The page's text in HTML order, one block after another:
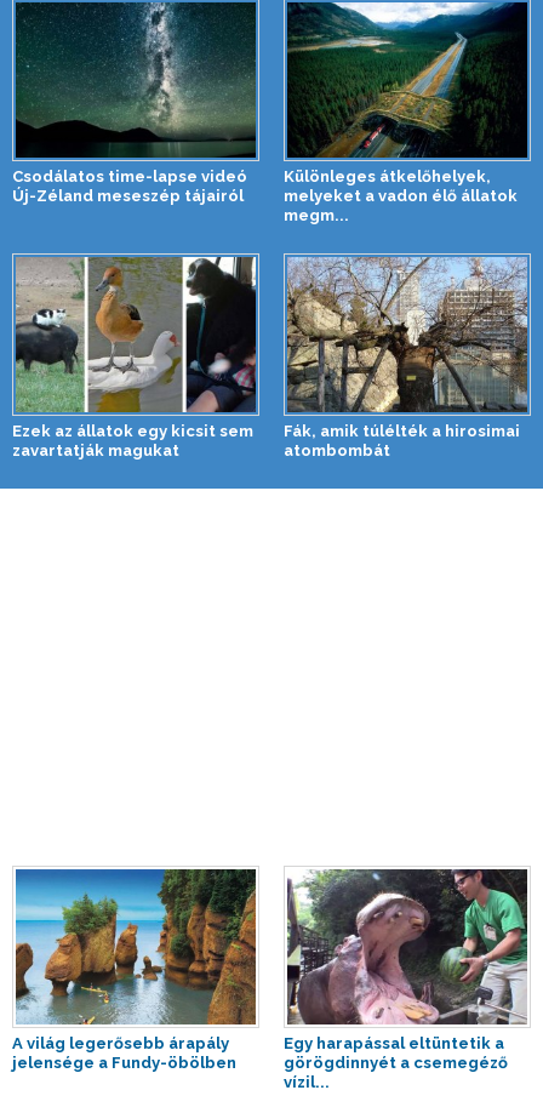
Csodálatos time-lapse videó
Új-Zéland meseszép tájairól
Különleges átkelőhelyek,
melyeket a vadon élő állatok
megm...
Ezek az állatok egy kicsit sem
zavartatják magukat
Fák, amik túlélték a hirosimai
atombombát
A világ legerősebb árapály
jelensége a Fundy-öbölben
Egy harapással eltüntetik a
görögdinnyét a csemegéző
vízil...